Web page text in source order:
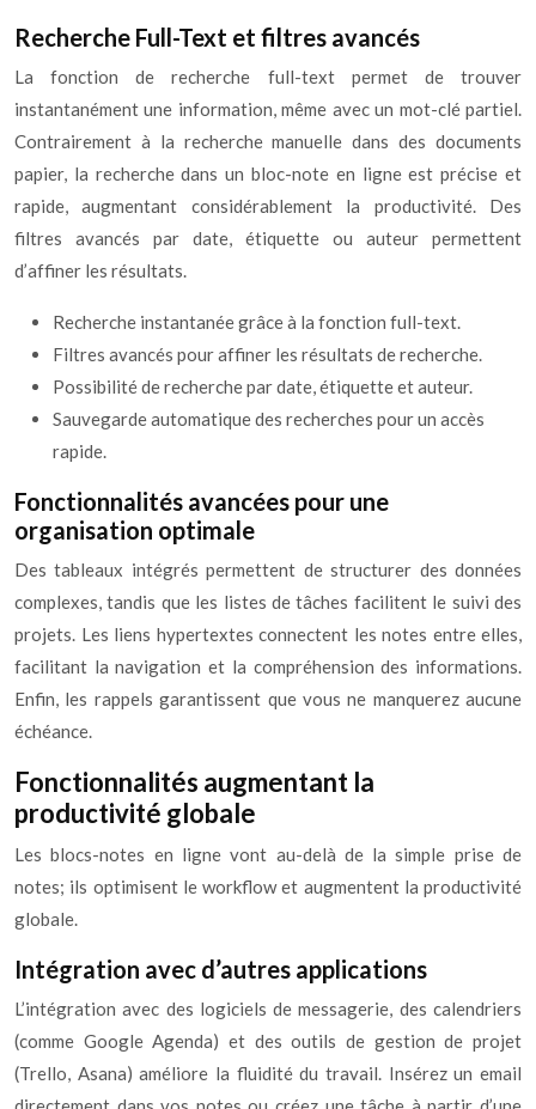
Recherche Full-Text et filtres avancés
La fonction de recherche full-text permet de trouver
instantanément une information, même avec un mot-clé partiel.
Contrairement à la recherche manuelle dans des documents
papier, la recherche dans un bloc-note en ligne est précise et
rapide, augmentant considérablement la productivité. Des
filtres avancés par date, étiquette ou auteur permettent
d’affiner les résultats.
Recherche instantanée grâce à la fonction full-text.
Filtres avancés pour affiner les résultats de recherche.
Possibilité de recherche par date, étiquette et auteur.
Sauvegarde automatique des recherches pour un accès
rapide.
Fonctionnalités avancées pour une
organisation optimale
Des tableaux intégrés permettent de structurer des données
complexes, tandis que les listes de tâches facilitent le suivi des
projets. Les liens hypertextes connectent les notes entre elles,
facilitant la navigation et la compréhension des informations.
Enfin, les rappels garantissent que vous ne manquerez aucune
échéance.
Fonctionnalités augmentant la
productivité globale
Les blocs-notes en ligne vont au-delà de la simple prise de
notes; ils optimisent le workflow et augmentent la productivité
globale.
Intégration avec d’autres applications
L’intégration avec des logiciels de messagerie, des calendriers
(comme Google Agenda) et des outils de gestion de projet
(Trello, Asana) améliore la fluidité du travail. Insérez un email